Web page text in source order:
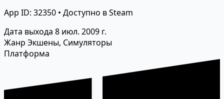
App ID: 32350 • Доступно в Steam
Дата выхода 8 июл. 2009 г.
Жанр Экшены, Симуляторы
Платформа